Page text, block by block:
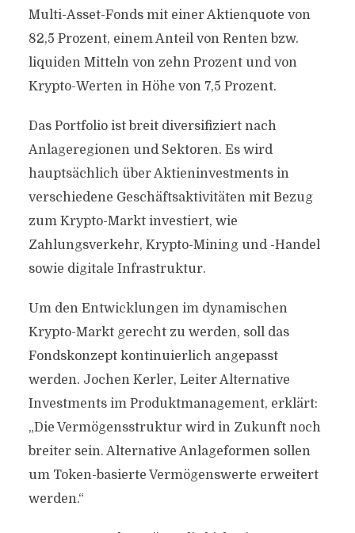
Multi-Asset-Fonds mit einer Aktienquote von
82,5 Prozent, einem Anteil von Renten bzw.
liquiden Mitteln von zehn Prozent und von
Krypto-Werten in Höhe von 7,5 Prozent.
Das Portfolio ist breit diversifiziert nach
Anlageregionen und Sektoren. Es wird
hauptsächlich über Aktieninvestments in
verschiedene Geschäftsaktivitäten mit Bezug
zum Krypto-Markt investiert, wie
Zahlungsverkehr, Krypto-Mining und -Handel
sowie digitale Infrastruktur.
Um den Entwicklungen im dynamischen
Krypto-Markt gerecht zu werden, soll das
Fondskonzept kontinuierlich angepasst
werden. Jochen Kerler, Leiter Alternative
Investments im Produktmanagement, erklärt:
„Die Vermögensstruktur wird in Zukunft noch
breiter sein. Alternative Anlageformen sollen
um Token-basierte Vermögenswerte erweitert
werden.“